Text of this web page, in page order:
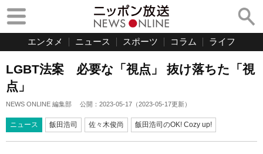
エンタメ ニュース スポーツ コラム ライフ
LGBT法案 必要な「視点」 抜け落ちた「視
点」
NEWS ONLINE 編集部 公開： 2023-05-17 （2023-05-17更新）
ニュース 飯田浩司 佐々木俊尚 飯田浩司のOK! Cozy up!